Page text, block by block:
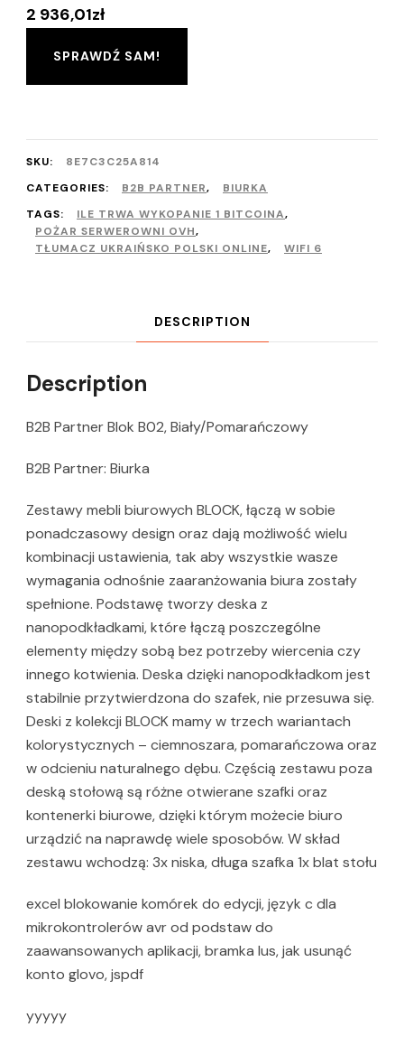
2 936,01zł
SPRAWDŹ SAM!
SKU:
8E7C3C25A814
CATEGORIES:
B2B PARTNER,
BIURKA
TAGS:
ILE TRWA WYKOPANIE 1 BITCOINA,
POŻAR SERWEROWNI OVH,
TŁUMACZ UKRAIŃSKO POLSKI ONLINE, WIFI 6
DESCRIPTION
Description
B2B Partner Blok B02, Biały/Pomarańczowy
B2B Partner: Biurka
Zestawy mebli biurowych BLOCK, łączą w sobie
ponadczasowy design oraz dają możliwość wielu
kombinacji ustawienia, tak aby wszystkie wasze
wymagania odnośnie zaaranżowania biura zostały
spełnione. Podstawę tworzy deska z
nanopodkładkami, które łączą poszczególne
elementy między sobą bez potrzeby wiercenia czy
innego kotwienia. Deska dzięki nanopodkładkom jest
stabilnie przytwierdzona do szafek, nie przesuwa się.
Deski z kolekcji BLOCK mamy w trzech wariantach
kolorystycznych – ciemnoszara, pomarańczowa oraz
w odcieniu naturalnego dębu. Częścią zestawu poza
deską stołową są różne otwierane szafki oraz
kontenerki biurowe, dzięki którym możecie biuro
urządzić na naprawdę wiele sposobów. W skład
zestawu wchodzą: 3x niska, długa szafka 1x blat stołu
excel blokowanie komórek do edycji, język c dla
mikrokontrolerów avr od podstaw do
zaawansowanych aplikacji, bramka lus, jak usunąć
konto glovo, jspdf
yyyyy